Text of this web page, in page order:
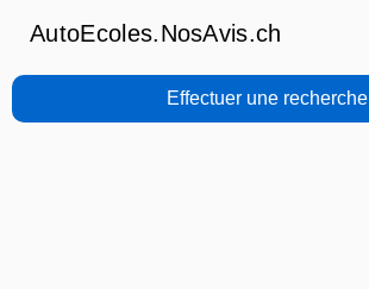
AutoEcoles.NosAvis.ch
Effectuer une recherche